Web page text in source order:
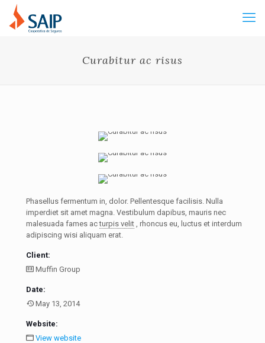
Curabitur ac risus
Phasellus fermentum in, dolor. Pellentesque facilisis. Nulla
imperdiet sit amet magna. Vestibulum dapibus, mauris nec
malesuada fames acturpis velit , rhoncus eu, luctus et interdum
adipiscing wisi aliquam erat.
Client:
Muffin Group
Date:
May 13, 2014
Website:
View website